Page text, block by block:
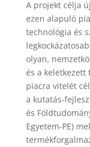
A projekt célja
ezen alapuló
technológia és
olyan,
és a keletkezett
piacra vitelét
a kutatás-
és
Egyetem-PE)